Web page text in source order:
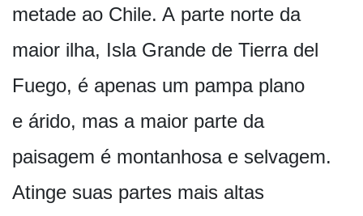
metade ao Chile. A parte norte da
maior ilha, Isla Grande de Tierra del
Fuego, é apenas um pampa plano
e árido, mas a maior parte da
paisagem é montanhosa e selvagem.
Atinge suas partes mais altas